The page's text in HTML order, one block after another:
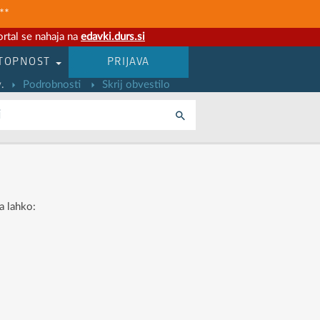
se nahaja na edavki.durs.si
PRIJAVA
Podrobnosti Skrij obvestilo
lahko: